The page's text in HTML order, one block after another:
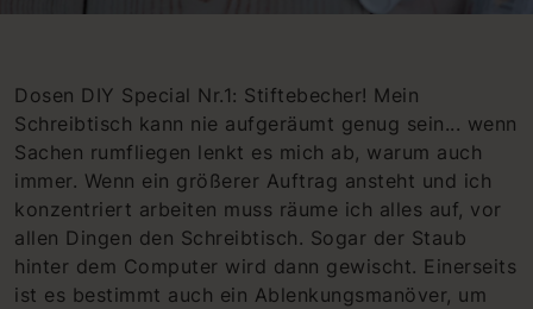
Dosen DIY Special Nr.1: Stiftebecher! Mein
Schreibtisch kann nie aufgeräumt genug sein... wenn
Sachen rumfliegen lenkt es mich ab, warum auch
immer. Wenn ein größerer Auftrag ansteht und ich
konzentriert arbeiten muss räume ich alles auf, vor
allen Dingen den Schreibtisch. Sogar der Staub
hinter dem Computer wird dann gewischt. Einerseits
ist es bestimmt auch ein Ablenkungsmanöver, um